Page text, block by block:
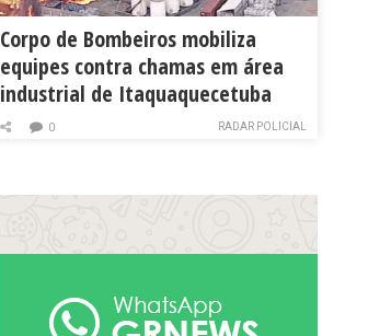
Corpo de Bombeiros mobiliza
equipes contra chamas em área
industrial de Itaquaquecetuba
RADAR POLICIAL
0